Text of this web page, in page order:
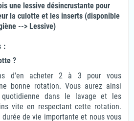
une lessive désincrustante pour
la culotte et les inserts (disponible
--> Lessive)
:
?
d'en acheter 2 à 3 pour vous
bonne rotation. Vous aurez ainsi
dans le lavage et les
vite en respectant cette rotation.
de vie importante et nous vous